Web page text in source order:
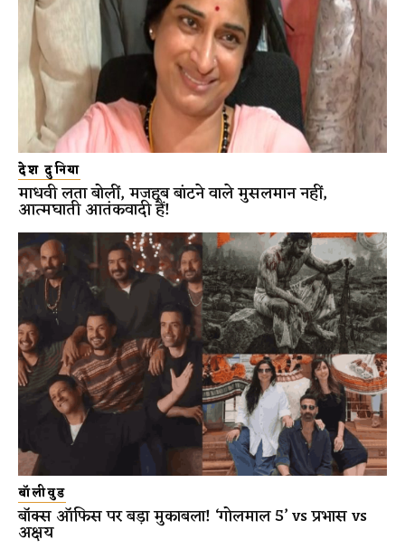
देश दुनिया
माधवी लता बोलीं, मजहब बांटने वाले मुसलमान नहीं,
आत्मघाती आतंकवादी हैं!
बॉलीवुड
बॉक्स ऑफिस पर बड़ा मुकाबला! ‘गोलमाल 5’ vs प्रभास vs
अक्षय